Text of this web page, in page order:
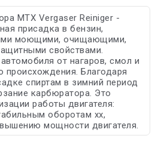
MTX Vergaser Reiniger -
присадка в бензин,
моющими, очищающими,
свойствами.
от нагаров, смол и
происхождения. Благодаря
спиртам в зимний период
карбюратора. Это
работы двигателя:
оборотам хх,
мощности двигателя.